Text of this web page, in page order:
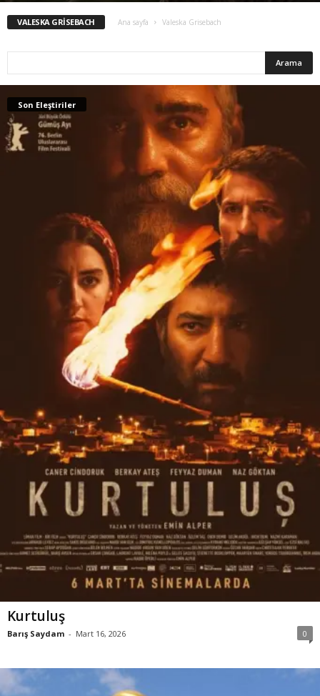
VALESKA GRISEBACH Ana sayfa Valeska Grisebach
Son Eleştiriler
Kurtuluş
Barış Saydam - Mart 16, 2026 0